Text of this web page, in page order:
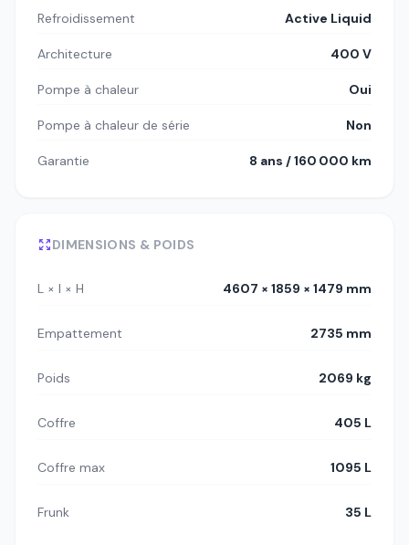
Refroidissement Active Liquid
Architecture 400 V
Pompe à chaleur Oui
Pompe à chaleur de série Non
Garantie 8 ans / 160 000 km
DIMENSIONS & POIDS
L × l × H 4607 × 1859 × 1479 mm
Empattement 2735 mm
Poids 2069 kg
Coffre 405 L
Coffre max 1095 L
Frunk 35 L